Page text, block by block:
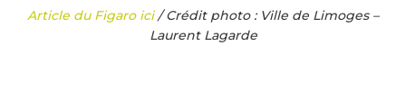
Article du Figaro ici/ Crédit photo : Ville de Limoges –
Laurent Lagarde